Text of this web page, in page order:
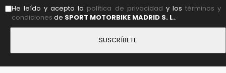
He leído y acepto la política de privacidad y lostérminos y
condiciones de SPORT MOTORBIKE MADRID S. L..